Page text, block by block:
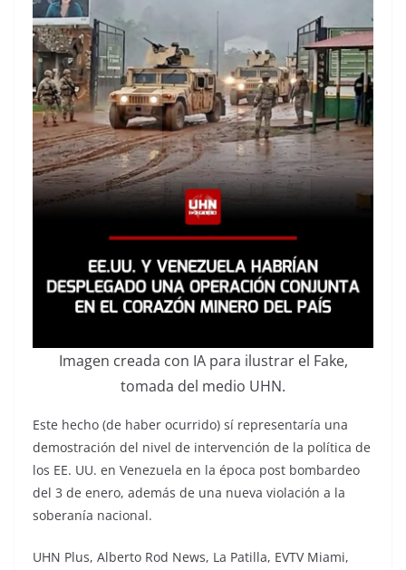
Imagen creada con IA para ilustrar el Fake,
tomada del medio UHN.
Este hecho (de haber ocurrido) sí representaría una
demostración del nivel de intervención de la política de
los EE. UU. en Venezuela en la época post bombardeo
del 3 de enero, además de una nueva violación a la
soberanía nacional.
UHN Plus, Alberto Rod News, La Patilla, EVTV Miami,